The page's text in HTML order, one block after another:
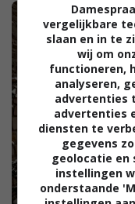
vergelijkbare
slaan en in te
wij om
functioneren,
analyseren,
advertenties
advertenties
diensten te
gegevens
geolocatie en
instellingen
onderstaande